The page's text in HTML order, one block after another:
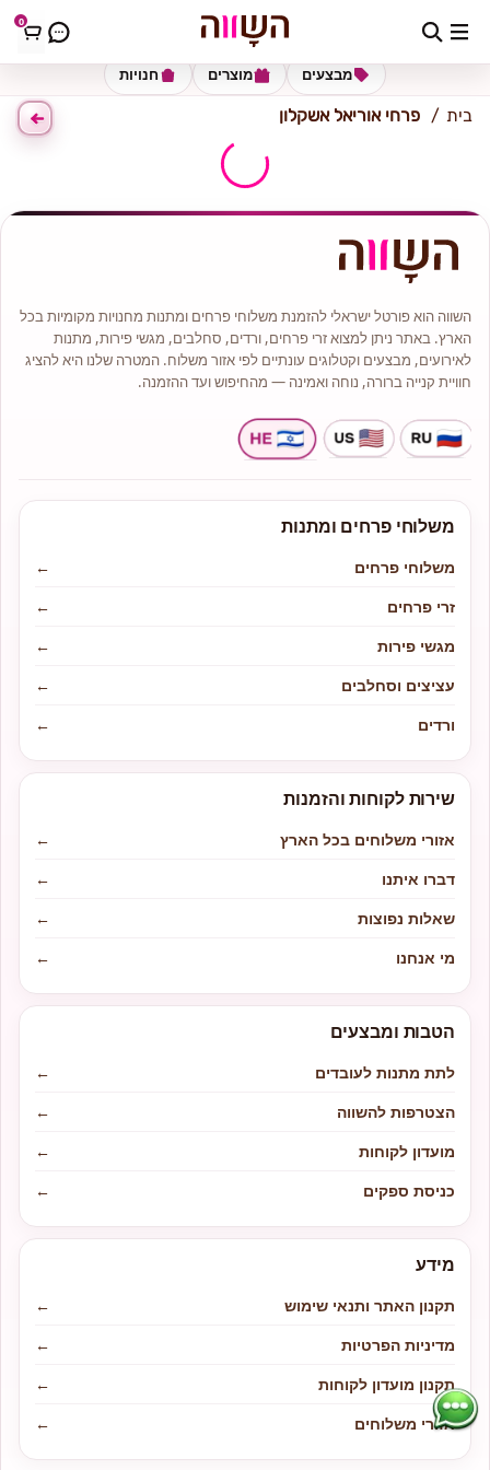
0 כתובת למשלוח הזינו כתובת
חנויות מוצרים מבצעים
בית פרחי אוריאל אשקלון
השווה הוא פורטל ישראלי להזמנת משלוחי פרחים ומתנות מחנויות מקומיות בכל
הארץ. באתר ניתן למצוא זרי פרחים, ורדים, סחלבים, מגשי פירות, מתנות
לאירועים, מבצעים וקטלוגים עונתיים לפי אזור משלוח. המטרה שלנו היא להציג
חוויית קנייה ברורה, נוחה ואמינה — מהחיפוש ועד ההזמנה.
משלוחי פרחים ומתנות
משלוחי פרחים
←
זרי פרחים
←
מגשי פירות
←
עציצים וסחלבים
←
ורדים
←
שירות לקוחות והזמנות
אזורי משלוחים בכל הארץ
←
דברו איתנו
←
שאלות נפוצות
←
מי אנחנו
←
הטבות ומבצעים
לתת מתנות לעובדים
←
הצטרפות להשווה
←
מועדון לקוחות
←
כניסת ספקים
←
מידע
תקנון האתר ותנאי שימוש
←
מדיניות הפרטיות
←
תקנון מועדון לקוחות
←
אזורי משלוחים
←